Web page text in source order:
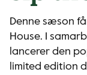
Denne sæson
House. I
lancerer den
limited edition